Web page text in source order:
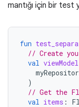
mantığı için bir test
fun
// Create
val viewModel
)
// Get the
val items :